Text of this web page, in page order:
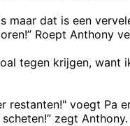
maar dat is een
Roept Anthony
tegen krijgen, want
restanten!" voegt Pa
zegt Anthony.